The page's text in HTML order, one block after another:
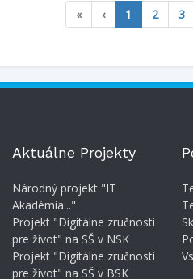
« ‹ 1 (current
2 3
Aktuálne Projekty
Národný projekt "IT
Akadémia..."
Projekt "Digitálne zručnosti
pre život" na SŠ v NSK
Projekt "Digitálne zručnosti
pre život" na SŠ v BSK